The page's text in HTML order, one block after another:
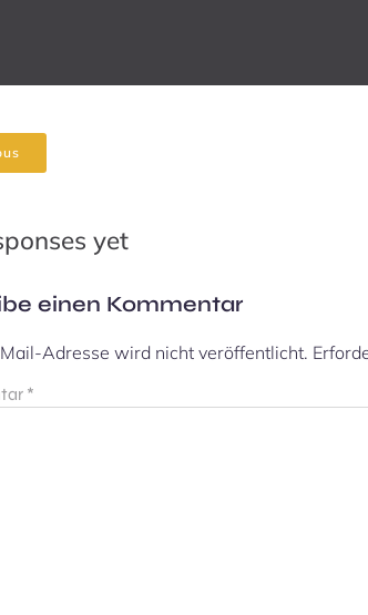
yet
einen Kommentar
Adresse wird nicht veröffentlicht.
*